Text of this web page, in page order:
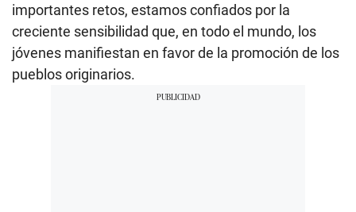
importantes retos, estamos confiados por la
creciente sensibilidad que, en todo el mundo, los
jóvenes manifiestan en favor de la promoción de los
pueblos originarios.